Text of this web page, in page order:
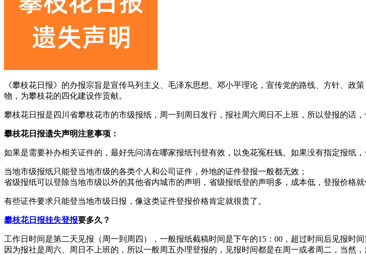
《攀枝花日报》的办报宗旨是宣传马列主义、毛泽东思想、邓小平理论，宣传党的路线、方针、政
物，为攀枝花的四化建设作贡献。
攀枝花日报是四川省攀枝花市的市级报纸，周一到周日发行，报社周六周日不上班，所以登报的话，
攀枝花日报遗失声明注意事项：
如果是需要补办相关证件的，最好先问清在哪家报纸刊登有效，以免花冤枉钱。如果没有指定报纸，
当地市级报纸只能登当地市级的各类个人和公司证件，外地的证件登报一般都无效；
省级报纸可以登除当地市级以外的其他省内城市的声明，省级报纸登的声明多，成本低，登报价格就
有些证件要求只能登当地市级日报，像这类证件登报价格肯定就很贵了。
攀枝花日报挂失登报要多久？
工作日时间是第二天见报（周一到周四），一般报纸截稿时间是下午的15：00，超过时间后见报时间
因为报社是周六、周日不上班的，所以一般周五办理登报的，见报时间都是在周一或者周二，当然